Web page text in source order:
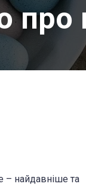
– найдавніше та